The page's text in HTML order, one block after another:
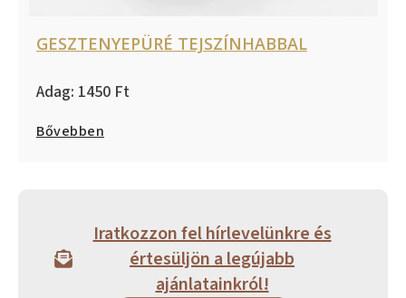
GESZTENYEPÜRÉ TEJSZÍNHABBAL
1450
Bővebben
Iratkozzon fel hírlevelünkre és
értesüljön a legújabb
ajánlatainkról!